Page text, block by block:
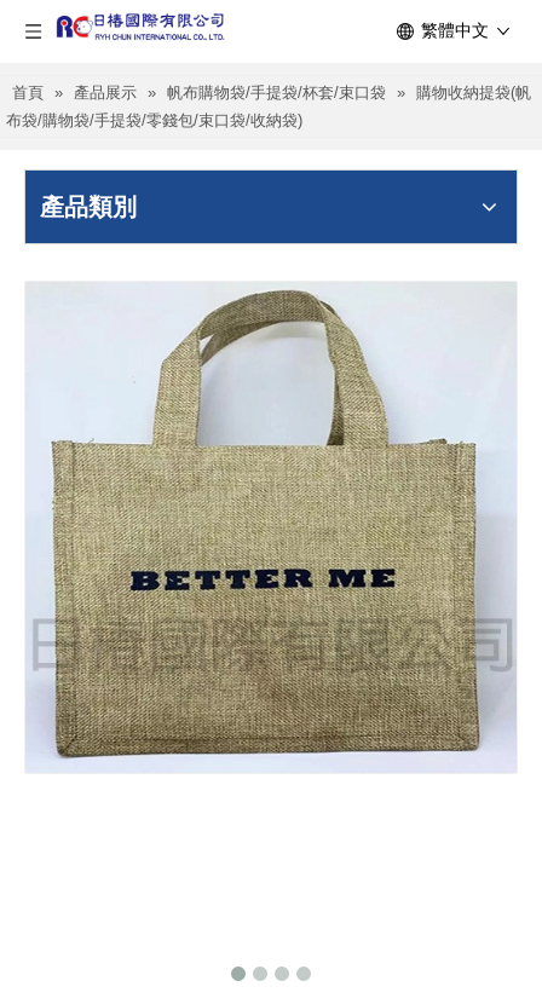
繁體中文
首頁 » 產品展示 » 帆布購物袋/手提袋/杯套/束口袋 » 購物收納提袋(帆
布袋/購物袋/手提袋/零錢包/束口袋/收納袋)
產品類別